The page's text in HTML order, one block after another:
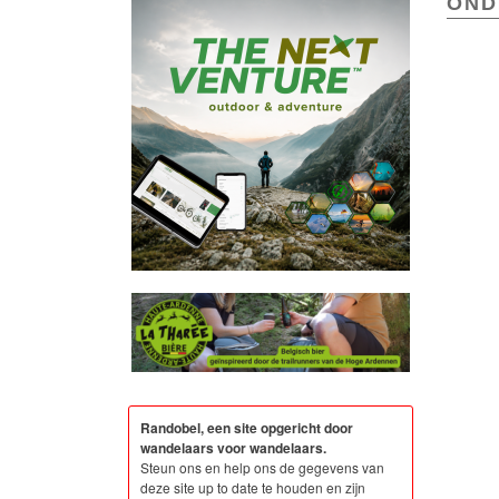
Randobel, een site opgericht door
wandelaars voor wandelaars.
Steun ons en help ons de gegevens van
deze site up to date te houden en zijn